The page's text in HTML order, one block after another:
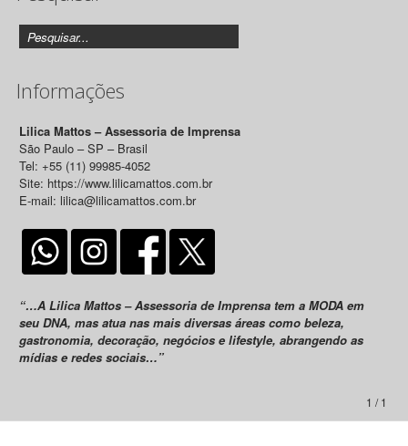
Informações
Lilica Mattos – Assessoria de Imprensa
São Paulo – SP – Brasil
Tel: +55 (11) 99985-4052
Site: https://www.lilicamattos.com.br
E-mail: lilica@lilicamattos.com.br
“…A Lilica Mattos – Assessoria de Imprensa tem a MODA em
seu DNA, mas atua nas mais diversas áreas como beleza,
gastronomia, decoração, negócios e lifestyle, abrangendo as
mídias e redes sociais…”
1 / 1